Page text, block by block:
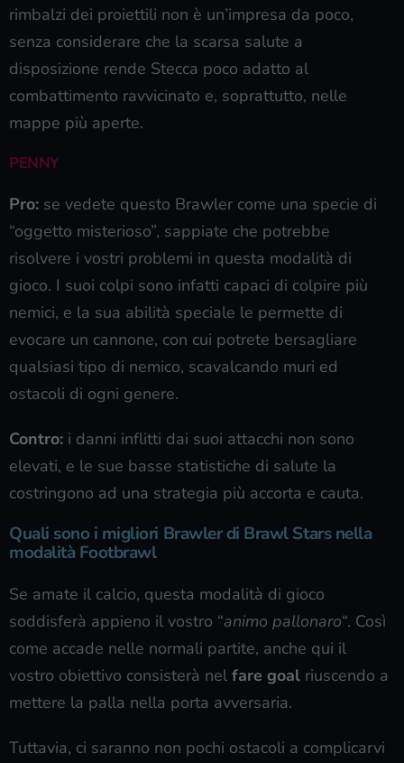
rimbalzi dei proiettili non è un’impresa da poco,
senza considerare che la scarsa salute a
disposizione rende Stecca poco adatto al
combattimento ravvicinato e, soprattutto, nelle
mappe più aperte.
PENNY
Pro: se vedete questo Brawler come una specie di
“oggetto misterioso”, sappiate che potrebbe
risolvere i vostri problemi in questa modalità di
gioco. I suoi colpi sono infatti capaci di colpire più
nemici, e la sua abilità speciale le permette di
evocare un cannone, con cui potrete bersagliare
qualsiasi tipo di nemico, scavalcando muri ed
ostacoli di ogni genere.
Contro: i danni inflitti dai suoi attacchi non sono
elevati, e le sue basse statistiche di salute la
costringono ad una strategia più accorta e cauta.
Quali sono i migliori Brawler di Brawl Stars nella
modalità Footbrawl
Se amate il calcio, questa modalità di gioco
soddisferà appieno il vostro “animo pallonaro“. Così
come accade nelle normali partite, anche qui il
vostro obiettivo consisterà nel fare goal riuscendo a
mettere la palla nella porta avversaria.
Tuttavia, ci saranno non pochi ostacoli a complicarvi